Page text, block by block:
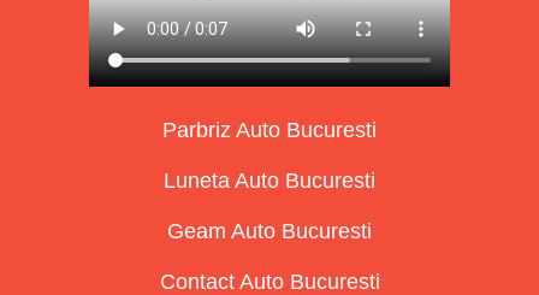
Parbriz Auto Bucuresti
Luneta Auto Bucuresti
Geam Auto Bucuresti
Contact Auto Bucuresti